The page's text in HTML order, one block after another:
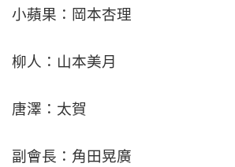
小蘋果：岡本杏理
柳人：山本美月
唐澤：太賀
副會長：角田晃廣